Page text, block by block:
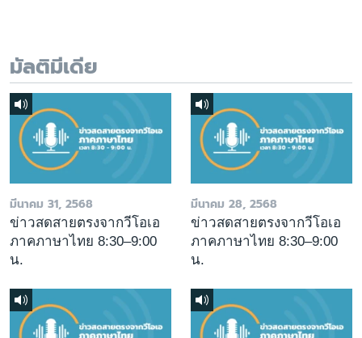
มัลติมีเดีย
มีนาคม 31, 2568
ข่าวสดสายตรงจากวีโอเอ
ภาคภาษาไทย 8:30–9:00
น.
มีนาคม 28, 2568
ข่าวสดสายตรงจากวีโอเอ
ภาคภาษาไทย 8:30–9:00
น.